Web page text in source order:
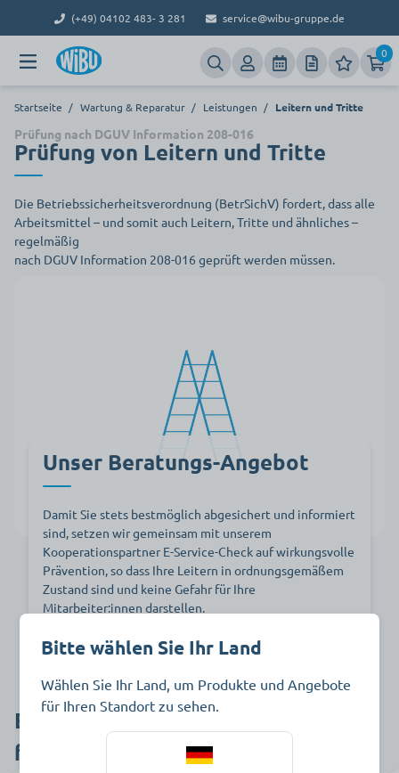
(+49) 04102 483- 3 281 service@wibu-gruppe.de
0
Startseite / Wartung & Reparatur / Leistungen / Leitern und Tritte
Prüfung nach DGUV Information 208-016
Prüfung von Leitern und Tritte
Die Betriebssicherheitsverordnung (BetrSichV) fordert, dass alle
Arbeitsmittel – und somit auch Leitern, Tritte und ähnliches –
regelmäßig
nach DGUV Information 208-016 geprüft werden müssen.
Unser Beratungs-Angebot
Damit Sie stets bestmöglich abgesichert und informiert
sind, setzen wir gemeinsam mit unserem
Kooperationspartner E-Service-Check auf wirkungsvolle
Prävention, so dass Ihre Leitern in ordnungsgemäßem
Zustand sind und keine Gefahr für Ihre
Mitarbeiter:innen darstellen.
Entdecken Sie auch unseren Service
für:
Bitte wählen Sie Ihr Land
Wählen Sie Ihr Land, um Produkte und Angebote
für Ihren Standort zu sehen.